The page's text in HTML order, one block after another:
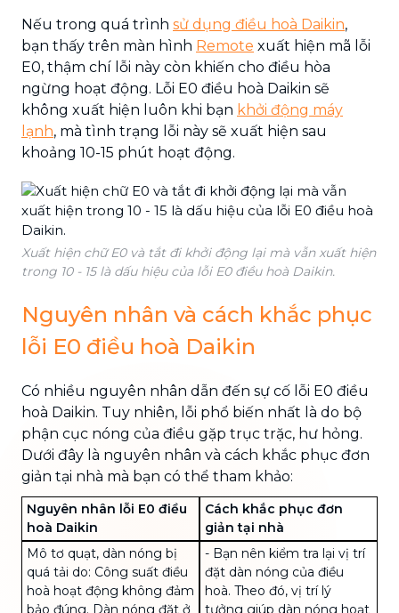
Nếu trong quá trình sử dụng điều hoà Daikin,
bạn thấy trên màn hình Remote xuất hiện mã lỗi
E0, thậm chí lỗi này còn khiến cho điều hòa
ngừng hoạt động. Lỗi E0 điều hoà Daikin sẽ
không xuất hiện luôn khi bạn khởi động máy
lạnh, mà tình trạng lỗi này sẽ xuất hiện sau
khoảng 10-15 phút hoạt động.
Xuất hiện chữ E0 và tắt đi khởi động lại mà vẫn xuất hiện
trong 10 - 15 là dấu hiệu của lỗi E0 điều hoà Daikin.
Nguyên nhân và cách khắc phục
lỗi E0 điều hoà Daikin
Có nhiều nguyên nhân dẫn đến sự cố lỗi E0 điều
hoà Daikin. Tuy nhiên, lỗi phổ biến nhất là do bộ
phận cục nóng của điều gặp trục trặc, hư hỏng.
Dưới đây là nguyên nhân và cách khắc phục đơn
giản tại nhà mà bạn có thể tham khảo:
Nguyên nhân lỗi E0 điều
hoà Daikin
Cách khắc phục đơn
giản tại nhà
Mô tơ quạt, dàn nóng bị
quá tải do: Công suất điều
hoà hoạt động không đảm
bảo đúng. Dàn nóng đặt ở
- Bạn nên kiểm tra lại vị trí
đặt dàn nóng của điều
hoà. Theo đó, vị trí lý
tưởng giúp dàn nóng hoạt